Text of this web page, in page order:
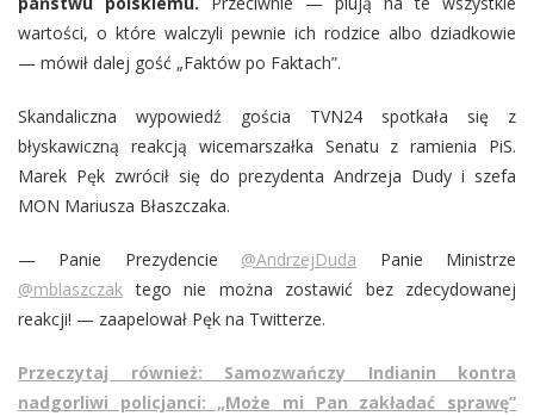
wartości, o które walczyli pewnie ich rodzice albo dziadkowie
— mówił dalej gość „Faktów po Faktach”.
Skandaliczna wypowiedź gościa TVN24 spotkała się z
błyskawiczną reakcją wicemarszałka Senatu z ramienia PiS.
Marek Pęk zwrócił się do prezydenta Andrzeja Dudy i szefa
MON Mariusza Błaszczaka.
— Panie Prezydencie @AndrzejDuda Panie Ministrze
@mblaszczak tego nie można zostawić bez zdecydowanej
reakcji! — zaapelował Pęk na Twitterze.
Przeczytaj również: Samozwańczy Indianin kontra
nadgorliwi policjanci: „Może mi Pan zakładać sprawę”